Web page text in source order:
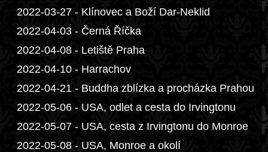
2022-03-27 - Klínovec a Boží Dar-Neklid
2022-04-03 - Černá Říčka
2022-04-08 - Letiště Praha
2022-04-10 - Harrachov
2022-04-21 - Buddha zblízka a procházka Prahou
2022-05-06 - USA, odlet a cesta do Irvingtonu
2022-05-07 - USA, cesta z Irvingtonu do Monroe
2022-05-08 - USA, Monroe a okolí